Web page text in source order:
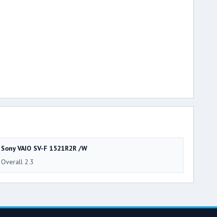
Sony VAIO SV-F 1521R2R /W
Overall 2.3